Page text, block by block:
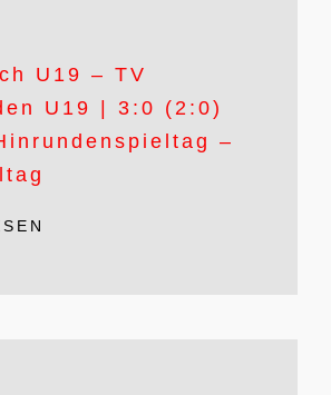
U19 – TV
U19 | 3:0 (2:0)
–